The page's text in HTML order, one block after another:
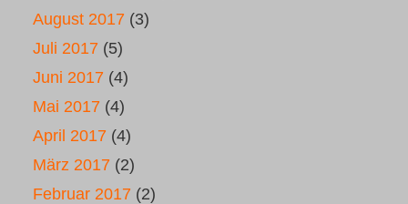
August 2017 (3)
Juli 2017 (5)
Juni 2017 (4)
Mai 2017 (4)
April 2017 (4)
März 2017 (2)
Februar 2017 (2)